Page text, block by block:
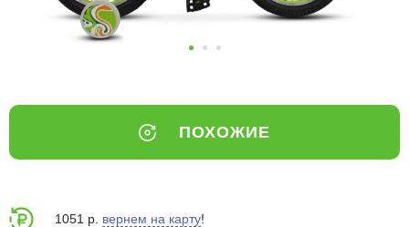
ПОХОЖИЕ
1051 р. вернем на карту!
25% картой любого банка
выбранный способом
Оставшиеся75% будут